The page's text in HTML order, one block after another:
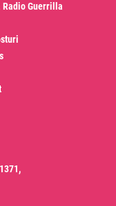
Radio Guerrilla